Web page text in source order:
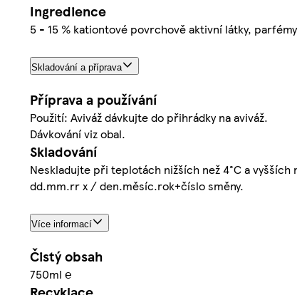
Ingredience
5 - 15 % kationtové povrchově aktivní látky,
Skladování a příprava
Příprava a používání
Použití: Aviváž dávkujte do přihrádky na aviváž.
Dávkování viz obal.
Skladování
Neskladujte při teplotách nižších než 4°C a
dd.mm.rr x / den.měsíc.rok+číslo směny.
Více informací
Čistý obsah
750ml ℮